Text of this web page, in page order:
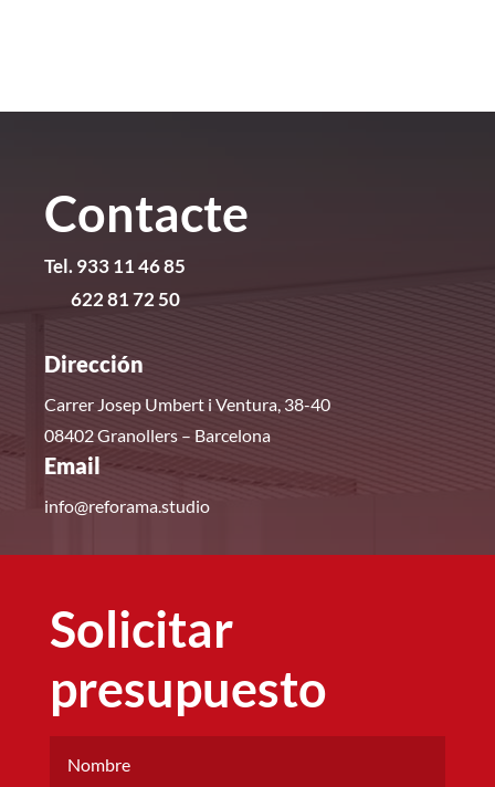
Contacte
Tel. 933 11 46 85
622 81 72 50
Dirección
Carrer Josep Umbert i Ventura, 38-40
08402 Granollers – Barcelona
Email
info@reforama.studio
Solicitar
presupuesto